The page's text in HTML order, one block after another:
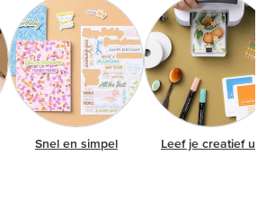
Snel en simpel Leef je creatief uit